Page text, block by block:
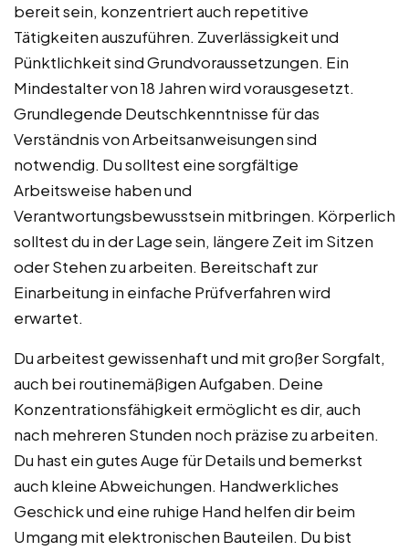
bereit sein, konzentriert auch repetitive
Tätigkeiten auszuführen. Zuverlässigkeit und
Pünktlichkeit sind Grundvoraussetzungen. Ein
Mindestalter von 18 Jahren wird vorausgesetzt.
Grundlegende Deutschkenntnisse für das
Verständnis von Arbeitsanweisungen sind
notwendig. Du solltest eine sorgfältige
Arbeitsweise haben und
Verantwortungsbewusstsein mitbringen. Körperlich
solltest du in der Lage sein, längere Zeit im Sitzen
oder Stehen zu arbeiten. Bereitschaft zur
Einarbeitung in einfache Prüfverfahren wird
erwartet.
Du arbeitest gewissenhaft und mit großer Sorgfalt,
auch bei routinemäßigen Aufgaben. Deine
Konzentrationsfähigkeit ermöglicht es dir, auch
nach mehreren Stunden noch präzise zu arbeiten.
Du hast ein gutes Auge für Details und bemerkst
auch kleine Abweichungen. Handwerkliches
Geschick und eine ruhige Hand helfen dir beim
Umgang mit elektronischen Bauteilen. Du bist